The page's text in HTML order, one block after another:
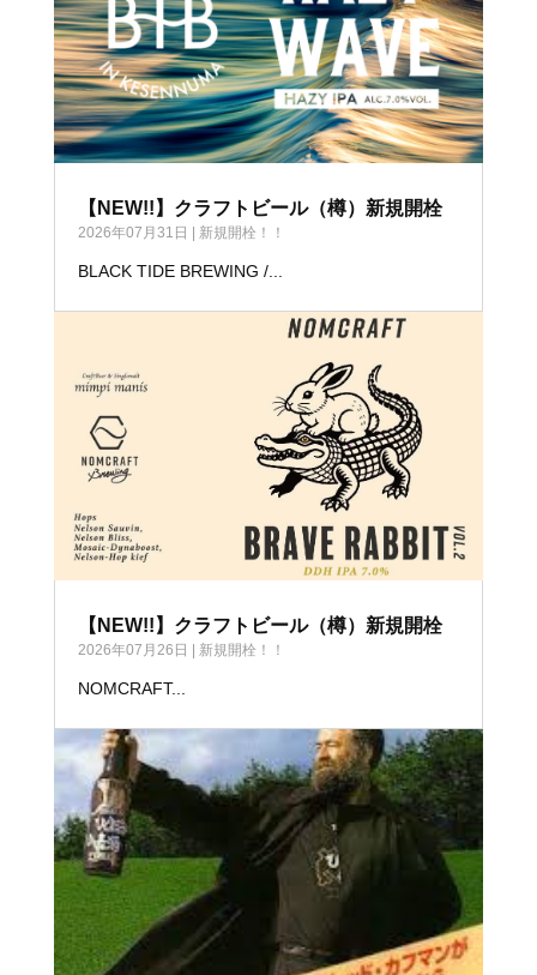
【NEW!!】クラフトビール（樽）新規開栓
2026年07月31日 | 新規開栓！！
BLACK TIDE BREWING /...
【NEW!!】クラフトビール（樽）新規開栓
2026年07月26日 | 新規開栓！！
NOMCRAFT...